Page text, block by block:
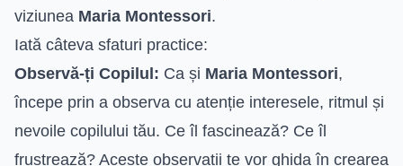
viziunea Maria Montessori.
Iată câteva sfaturi practice:
Observă-ți Copilul: Ca și Maria Montessori,
începe prin a observa cu atenție interesele, ritmul și
nevoile copilului tău. Ce îl fascinează? Ce îl
frustrează? Aceste observații te vor ghida în crearea